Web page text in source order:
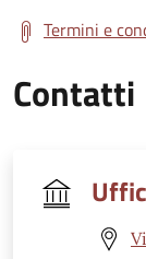
Termini e
Contatti